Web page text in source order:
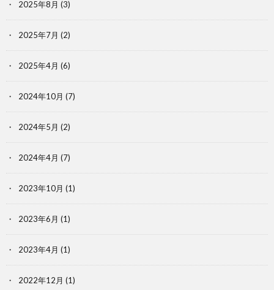
2025年8月 (3)
2025年7月 (2)
2025年4月 (6)
2024年10月 (7)
2024年5月 (2)
2024年4月 (7)
2023年10月 (1)
2023年6月 (1)
2023年4月 (1)
2022年12月 (1)